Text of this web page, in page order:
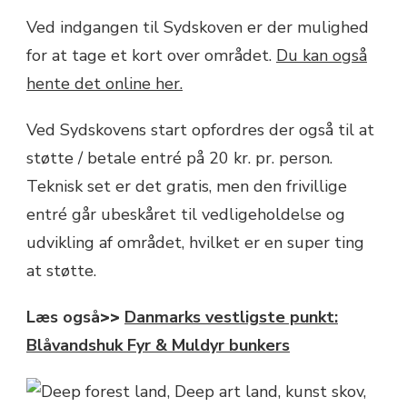
Ved indgangen til Sydskoven er der mulighed
for at tage et kort over området. Du kan også
hente det online her.
Ved Sydskovens start opfordres der også til at
støtte / betale entré på 20 kr. pr. person.
Teknisk set er det gratis, men den frivillige
entré går ubeskåret til vedligeholdelse og
udvikling af området, hvilket er en super ting
at støtte.
Læs også>> Danmarks vestligste punkt:
Blåvandshuk Fyr & Muldyr bunkers